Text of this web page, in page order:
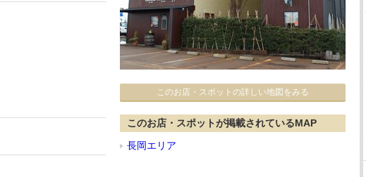
このお店・スポットの詳しい地図をみる
このお店・スポットが掲載されているMAP
長岡エリア